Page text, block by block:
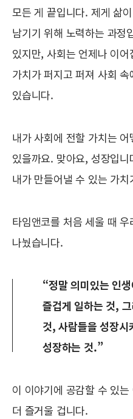
모든 게 끝입니다. 제게 삶
남기기 위해 노력하는 과정
있지만, 사회는 언제나 이
가치가 퍼지고 퍼져 사회
있습니다.
내가 사회에 전할 가치는
있을까요. 맞아요, 성장입
내가 만들어낼 수 있는 가
타임앤코를 처음 세울 때
나눴습니다.
“정말 의미있는 인
즐겁게 일하는 것,
것, 사람들을 성장
성장하는 것.”
이 이야기에 공감할 수 있
더 즐거울 겁니다.